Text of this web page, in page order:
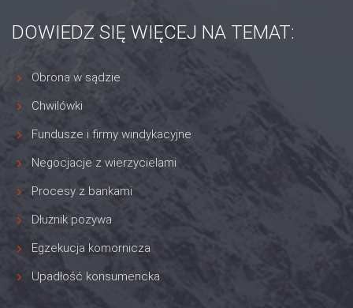
DOWIEDZ SIĘ WIĘCEJ NA TEMAT:
Obrona w sądzie
Chwilówki
Fundusze i firmy windykacyjne
Negocjacje z wierzycielami
Procesy z bankami
Dłużnik pozywa
Egzekucja komornicza
Upadłość konsumencka